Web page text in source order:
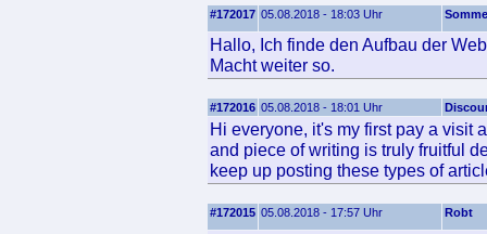
#172017 05.08.2018 - 18:03 Uhr
Hallo, Ich finde den Aufbau der
Macht weiter so.
#172016 05.08.2018 - 18:01 Uhr
Hi everyone, it's my first pay a visit
and piece of writing is truly fruitful
keep up posting these types of
#172015 05.08.2018 - 17:57 Uhr Robt